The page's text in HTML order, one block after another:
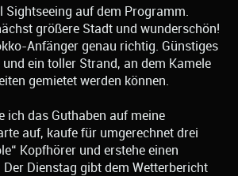
Sightseeing auf dem Programm.
größere Stadt und wunderschön!
Anfänger genau richtig. Günstiges
und ein toller Strand, an dem Kamele
gemietet werden können.
ich das Guthaben auf meine
auf, kaufe für umgerechnet drei
Kopfhörer und erstehe einen
Dienstag gibt dem Wetterbericht